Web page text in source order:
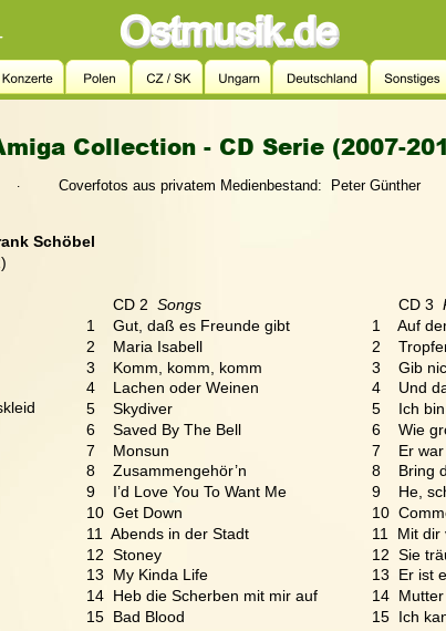
Collection - CD Serie (2007-
.
  Coverfotos aus privatem Medienbestand:  Peter Günther
Schöbel
      CD 3
1    Auf
2
3    Gib
4    Und
5    Ich
6    Wie
7    Er
8    Bring
9    He,
10
11  Mit dir
12  Sie
13  Er ist
14  Mutter
15  Ich
      CD 2
Songs
1    Gut, daß es Freunde gibt
2    Maria Isabell
3    Komm, komm, komm
4    Lachen oder Weinen
5    Skydiver
6    Saved By The Bell
7    Monsun
8    Zusammengehör’n
9    I’d Love You To Want Me
10  Get Down
11  Abends in der Stadt
12  Stoney
13  My Kinda Life
14  Heb die Scherben mit mir auf
15  Bad Blood